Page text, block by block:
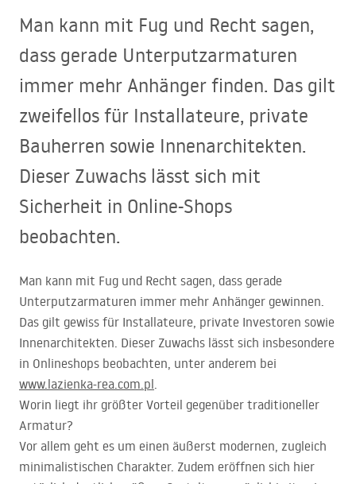
Man kann mit Fug und Recht sagen,
dass gerade Unterputzarmaturen
immer mehr Anhänger finden. Das gilt
zweifellos für Installateure, private
Bauherren sowie Innenarchitekten.
Dieser Zuwachs lässt sich mit
Sicherheit in Online-Shops
beobachten.
Man kann mit Fug und Recht sagen, dass gerade
Unterputzarmaturen immer mehr Anhänger gewinnen.
Das gilt gewiss für Installateure, private Investoren sowie
Innenarchitekten. Dieser Zuwachs lässt sich insbesondere
in Onlineshops beobachten, unter anderem bei
www.lazienka-rea.com.pl.
Worin liegt ihr größter Vorteil gegenüber traditioneller
Armatur?
Vor allem geht es um einen äußerst modernen, zugleich
minimalistischen Charakter. Zudem eröffnen sich hier